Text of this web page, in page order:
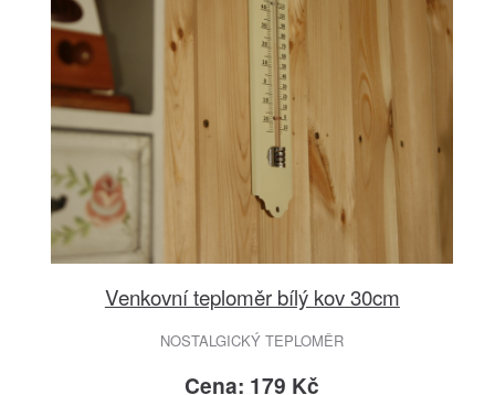
Venkovní teploměr bílý kov 30cm
NOSTALGICKÝ TEPLOMĚR
Cena: 179 Kč